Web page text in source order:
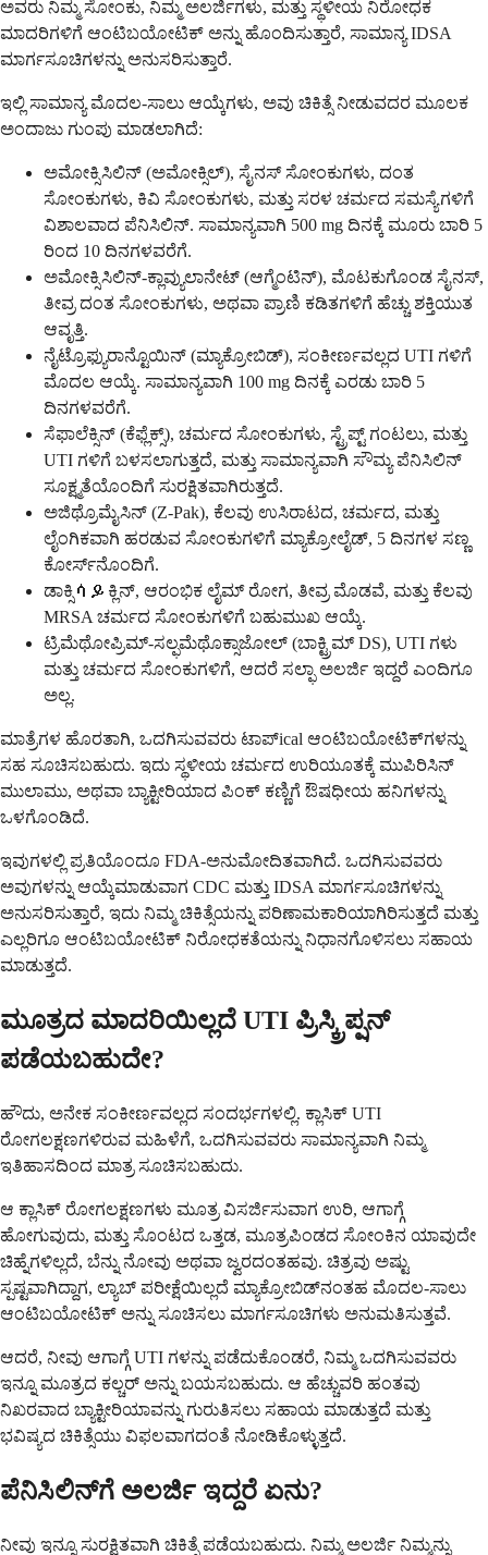
ಅವರು ನಿಮ್ಮ ಸೋಂಕು, ನಿಮ್ಮ ಅಲರ್ಜಿಗಳು, ಮತ್ತು ಸ್ಥಳೀಯ ನಿರೋಧಕ
ಮಾದರಿಗಳಿಗೆ ಆಂಟಿಬಯೋಟಿಕ್ ಅನ್ನು ಹೊಂದಿಸುತ್ತಾರೆ, ಸಾಮಾನ್ಯ IDSA
ಮಾರ್ಗಸೂಚಿಗಳನ್ನು ಅನುಸರಿಸುತ್ತಾರೆ.
ಇಲ್ಲಿ ಸಾಮಾನ್ಯ ಮೊದಲ-ಸಾಲು ಆಯ್ಕೆಗಳು, ಅವು ಚಿಕಿತ್ಸೆ ನೀಡುವದರ ಮೂಲಕ
ಅಂದಾಜು ಗುಂಪು ಮಾಡಲಾಗಿದೆ:
ಅಮೋಕ್ಸಿಸಿಲಿನ್ (ಅಮೋಕ್ಸಿಲ್), ಸೈನಸ್ ಸೋಂಕುಗಳು, ದಂತ
ಸೋಂಕುಗಳು, ಕಿವಿ ಸೋಂಕುಗಳು, ಮತ್ತು ಸರಳ ಚರ್ಮದ ಸಮಸ್ಯೆಗಳಿಗೆ
ವಿಶಾಲವಾದ ಪೆನಿಸಿಲಿನ್. ಸಾಮಾನ್ಯವಾಗಿ 500 mg ದಿನಕ್ಕೆ ಮೂರು ಬಾರಿ 5
ರಿಂದ 10 ದಿನಗಳವರೆಗೆ.
ಅಮೋಕ್ಸಿಸಿಲಿನ್-ಕ್ಲಾವ್ಯುಲಾನೇಟ್ (ಆಗ್ಮೆಂಟಿನ್), ಮೊಟಕುಗೊಂಡ ಸೈನಸ್,
ತೀವ್ರ ದಂತ ಸೋಂಕುಗಳು, ಅಥವಾ ಪ್ರಾಣಿ ಕಡಿತಗಳಿಗೆ ಹೆಚ್ಚು ಶಕ್ತಿಯುತ
ಆವೃತ್ತಿ.
ನೈಟ್ರೊಫ್ಯುರಾನ್ಟೊಯಿನ್ (ಮ್ಯಾಕ್ರೋಬಿಡ್), ಸಂಕೀರ್ಣವಲ್ಲದ UTI ಗಳಿಗೆ
ಮೊದಲ ಆಯ್ಕೆ. ಸಾಮಾನ್ಯವಾಗಿ 100 mg ದಿನಕ್ಕೆ ಎರಡು ಬಾರಿ 5
ದಿನಗಳವರೆಗೆ.
ಸೆಫಾಲೆಕ್ಸಿನ್ (ಕೆಫ್ಲೆಕ್ಸ್), ಚರ್ಮದ ಸೋಂಕುಗಳು, ಸ್ಟ್ರೆಪ್ಟ್ ಗಂಟಲು, ಮತ್ತು
UTI ಗಳಿಗೆ ಬಳಸಲಾಗುತ್ತದೆ, ಮತ್ತು ಸಾಮಾನ್ಯವಾಗಿ ಸೌಮ್ಯ ಪೆನಿಸಿಲಿನ್
ಸೂಕ್ಷ್ಮತೆಯೊಂದಿಗೆ ಸುರಕ್ಷಿತವಾಗಿರುತ್ತದೆ.
ಅಜಿಥ್ರೊಮೈಸಿನ್ (Z-Pak), ಕೆಲವು ಉಸಿರಾಟದ, ಚರ್ಮದ, ಮತ್ತು
ಲೈಂಗಿಕವಾಗಿ ಹರಡುವ ಸೋಂಕುಗಳಿಗೆ ಮ್ಯಾಕ್ರೋಲೈಡ್, 5 ದಿನಗಳ ಸಣ್ಣ
ಕೋರ್ಸ್‌ನೊಂದಿಗೆ.
ಡಾಕ್ಸಿሳይಕ್ಲಿನ್, ಆರಂಭಿಕ ಲೈಮ್ ರೋಗ, ತೀವ್ರ ಮೊಡವೆ, ಮತ್ತು ಕೆಲವು
MRSA ಚರ್ಮದ ಸೋಂಕುಗಳಿಗೆ ಬಹುಮುಖ ಆಯ್ಕೆ.
ಟ್ರಿಮೆಥೋಪ್ರಿಮ್-ಸಲ್ಫಮೆಥೊಕ್ಸಾಜೋಲ್ (ಬಾಕ್ಟ್ರಿಮ್ DS), UTI ಗಳು
ಮತ್ತು ಚರ್ಮದ ಸೋಂಕುಗಳಿಗೆ, ಆದರೆ ಸಲ್ಫಾ ಅಲರ್ಜಿ ಇದ್ದರೆ ಎಂದಿಗೂ
ಅಲ್ಲ.
ಮಾತ್ರೆಗಳ ಹೊರತಾಗಿ, ಒದಗಿಸುವವರು ಟಾಪ್ical ಆಂಟಿಬಯೋಟಿಕ್‌ಗಳನ್ನು
ಸಹ ಸೂಚಿಸಬಹುದು. ಇದು ಸ್ಥಳೀಯ ಚರ್ಮದ ಉರಿಯೂತಕ್ಕೆ ಮುಪಿರಿಸಿನ್
ಮುಲಾಮು, ಅಥವಾ ಬ್ಯಾಕ್ಟೀರಿಯಾದ ಪಿಂಕ್ ಕಣ್ಣಿಗೆ ಔಷಧೀಯ ಹನಿಗಳನ್ನು
ಒಳಗೊಂಡಿದೆ.
ಇವುಗಳಲ್ಲಿ ಪ್ರತಿಯೊಂದೂ FDA-ಅನುಮೋದಿತವಾಗಿದೆ. ಒದಗಿಸುವವರು
ಅವುಗಳನ್ನು ಆಯ್ಕೆಮಾಡುವಾಗ CDC ಮತ್ತು IDSA ಮಾರ್ಗಸೂಚಿಗಳನ್ನು
ಅನುಸರಿಸುತ್ತಾರೆ, ಇದು ನಿಮ್ಮ ಚಿಕಿತ್ಸೆಯನ್ನು ಪರಿಣಾಮಕಾರಿಯಾಗಿರಿಸುತ್ತದೆ ಮತ್ತು
ಎಲ್ಲರಿಗೂ ಆಂಟಿಬಯೋಟಿಕ್ ನಿರೋಧಕತೆಯನ್ನು ನಿಧಾನಗೊಳಿಸಲು ಸಹಾಯ
ಮಾಡುತ್ತದೆ.
ಮೂತ್ರದ ಮಾದರಿಯಿಲ್ಲದೆ UTI ಪ್ರಿಸ್ಕ್ರಿಪ್ಷನ್
ಪಡೆಯಬಹುದೇ?
ಹೌದು, ಅನೇಕ ಸಂಕೀರ್ಣವಲ್ಲದ ಸಂದರ್ಭಗಳಲ್ಲಿ. ಕ್ಲಾಸಿಕ್ UTI
ರೋಗಲಕ್ಷಣಗಳಿರುವ ಮಹಿಳೆಗೆ, ಒದಗಿಸುವವರು ಸಾಮಾನ್ಯವಾಗಿ ನಿಮ್ಮ
ಇತಿಹಾಸದಿಂದ ಮಾತ್ರ ಸೂಚಿಸಬಹುದು.
ಆ ಕ್ಲಾಸಿಕ್ ರೋಗಲಕ್ಷಣಗಳು ಮೂತ್ರ ವಿಸರ್ಜಿಸುವಾಗ ಉರಿ, ಆಗಾಗ್ಗೆ
ಹೋಗುವುದು, ಮತ್ತು ಸೊಂಟದ ಒತ್ತಡ, ಮೂತ್ರಪಿಂಡದ ಸೋಂಕಿನ ಯಾವುದೇ
ಚಿಹ್ನೆಗಳಿಲ್ಲದೆ, ಬೆನ್ನು ನೋವು ಅಥವಾ ಜ್ವರದಂತಹವು. ಚಿತ್ರವು ಅಷ್ಟು
ಸ್ಪಷ್ಟವಾಗಿದ್ದಾಗ, ಲ್ಯಾಬ್ ಪರೀಕ್ಷೆಯಿಲ್ಲದೆ ಮ್ಯಾಕ್ರೋಬಿಡ್‌ನಂತಹ ಮೊದಲ-ಸಾಲು
ಆಂಟಿಬಯೋಟಿಕ್ ಅನ್ನು ಸೂಚಿಸಲು ಮಾರ್ಗಸೂಚಿಗಳು ಅನುಮತಿಸುತ್ತವೆ.
ಆದರೆ, ನೀವು ಆಗಾಗ್ಗೆ UTI ಗಳನ್ನು ಪಡೆದುಕೊಂಡರೆ, ನಿಮ್ಮ ಒದಗಿಸುವವರು
ಇನ್ನೂ ಮೂತ್ರದ ಕಲ್ಚರ್ ಅನ್ನು ಬಯಸಬಹುದು. ಆ ಹೆಚ್ಚುವರಿ ಹಂತವು
ನಿಖರವಾದ ಬ್ಯಾಕ್ಟೀರಿಯಾವನ್ನು ಗುರುತಿಸಲು ಸಹಾಯ ಮಾಡುತ್ತದೆ ಮತ್ತು
ಭವಿಷ್ಯದ ಚಿಕಿತ್ಸೆಯು ವಿಫಲವಾಗದಂತೆ ನೋಡಿಕೊಳ್ಳುತ್ತದೆ.
ಪೆನಿಸಿಲಿನ್‌ಗೆ ಅಲರ್ಜಿ ಇದ್ದರೆ ಏನು?
ನೀವು ಇನ್ನೂ ಸುರಕ್ಷಿತವಾಗಿ ಚಿಕಿತ್ಸೆ ಪಡೆಯಬಹುದು. ನಿಮ್ಮ ಅಲರ್ಜಿ ನಿಮ್ಮನ್ನು